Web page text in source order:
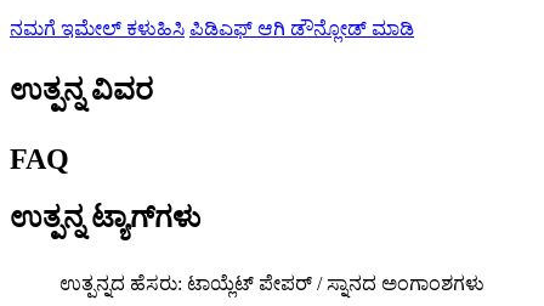
ನಮಗೆ ಇಮೇಲ್ ಕಳುಹಿಸಿ ಪಿಡಿಎಫ್ ಆಗಿ ಡೌನ್ಲೋಡ್ ಮಾಡಿ
ಉತ್ಪನ್ನ ವಿವರ
FAQ
ಉತ್ಪನ್ನ ಟ್ಯಾಗ್‌ಗಳು
ಉತ್ಪನ್ನದ ಹೆಸರು: ಟಾಯ್ಲೆಟ್ ಪೇಪರ್ / ಸ್ನಾನದ ಅಂಗಾಂಶಗಳು